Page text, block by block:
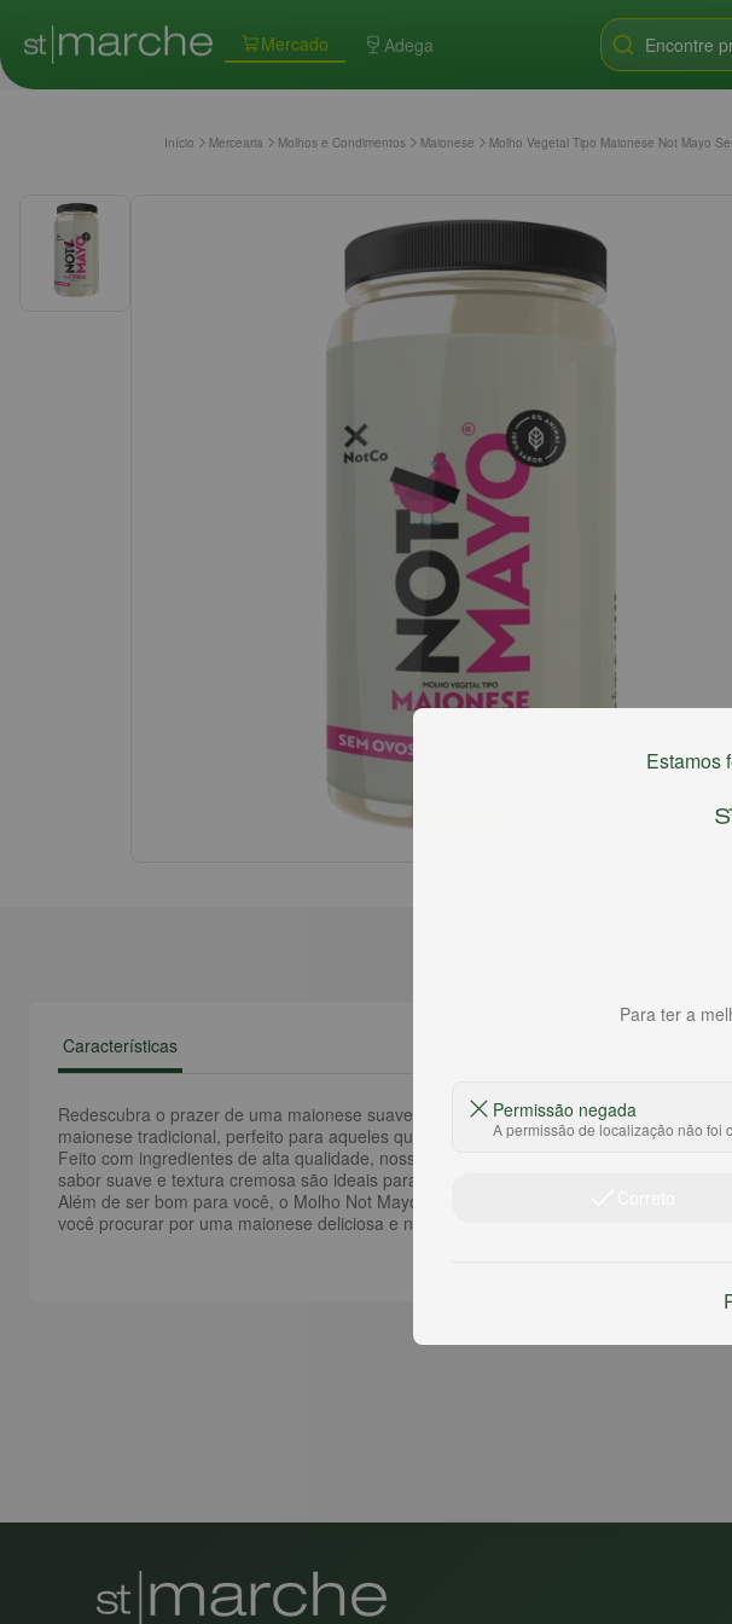
Mercado Adega Encontre
Início Mercearia Molhos e Condimentos Maionese Molho Vegetal Tipo Maionese Not Mayo
Características
Redescubra o prazer de uma maionese suave e cremosa com oMolho Vegetal Tipo
maionese tradicional, perfeito para aqueles que buscam opções mais saudáveis e
Feito com ingredientes de alta qualidade, nosso Molho Not Mayo é livre de
sabor suave e textura cremosa são ideais para sanduíches, saladas, molhos de
Além de ser bom para você, o Molho Not Mayo também é bom para o planeta. O
você procurar por uma maionese deliciosa e nutritiva, escolha o Molho Vegetal Tipo
Estamos
Para ter a
Permissão negada
A permissão de localização não foi